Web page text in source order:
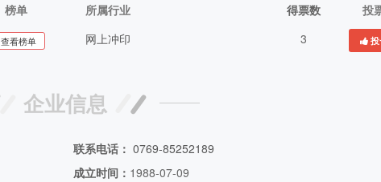
榜单
查看榜单
所属行业 得票数
投
网上冲印
3
企业信息
联系电话： 0769-85252189
成立时间： 1988-07-09